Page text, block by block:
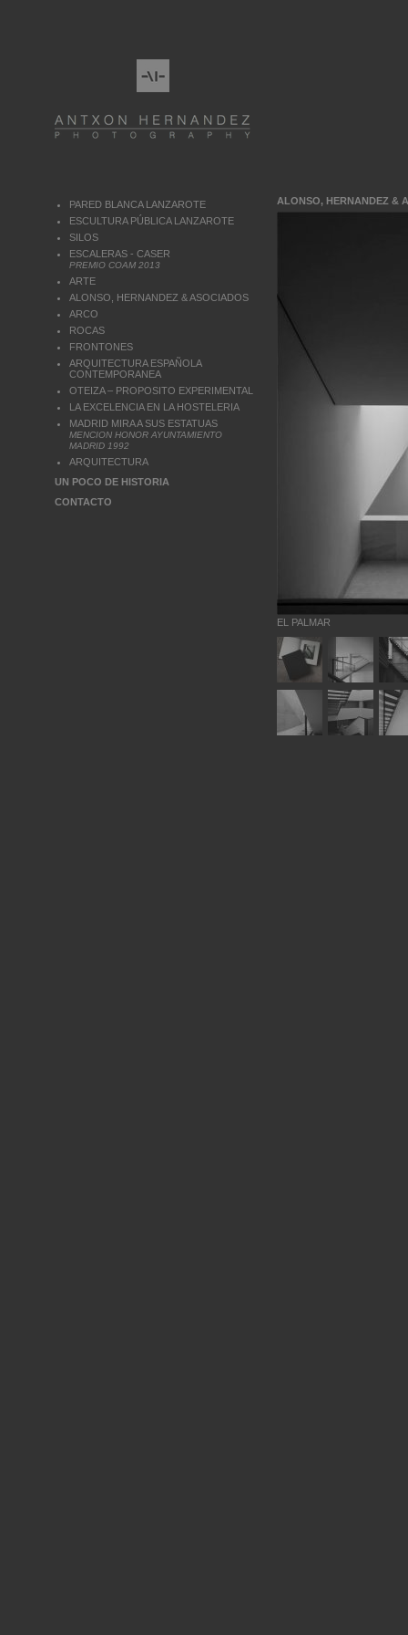
PARED BLANCA LANZAROTE
ESCULTURA PÚBLICA LANZAROTE
SILOS
ESCALERAS - CASER
PREMIO COAM 2013
ARTE
ALONSO, HERNANDEZ & ASOCIADOS
ARCO
ROCAS
FRONTONES
ARQUITECTURA ESPAÑOLA
CONTEMPORANEA
OTEIZA – PROPOSITO EXPERIMENTAL
LA EXCELENCIA EN LA HOSTELERIA
MADRID MIRA A SUS ESTATUAS
MENCION HONOR AYUNTAMIENTO
MADRID 1992
ARQUITECTURA
UN POCO DE HISTORIA
CONTACTO
ALONSO, HERNANDEZ &
EL PALMAR